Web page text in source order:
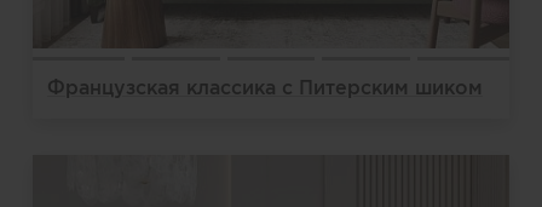
Французская классика с Питерским шиком